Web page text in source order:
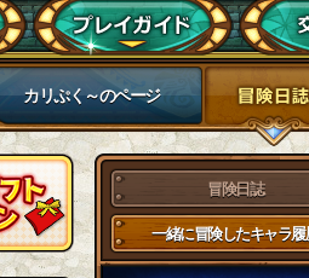
カリぷく～のページ
冒険日誌
一緒に冒険したキャラ履